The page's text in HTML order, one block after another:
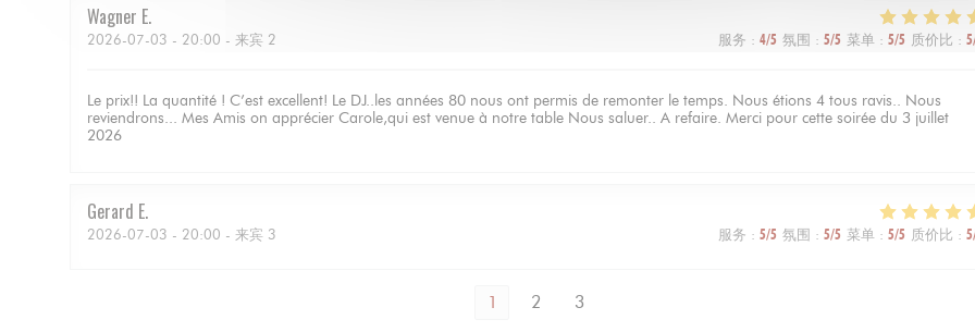
Wagner E
2026-07-03 - 20:00 - 来宾 2 服务 : 4/5 氛围 : 5/5 菜单 : 5/5 质价比 : 5
Le prix!! La quantité ! C’est excellent! Le DJ..les années 80 nous ont permis de remonter le temps. Nous étions 4 tous ravis.. Nous
reviendrons... Mes Amis on apprécier Carole,qui est venue à notre table Nous saluer.. A refaire. Merci pour cette soirée du 3 juillet
2026
Gerard E
2026-07-03 - 20:00 - 来宾 3 服务 : 5/5 氛围 : 5/5 菜单 : 5/5 质价比 : 5
1 2 3